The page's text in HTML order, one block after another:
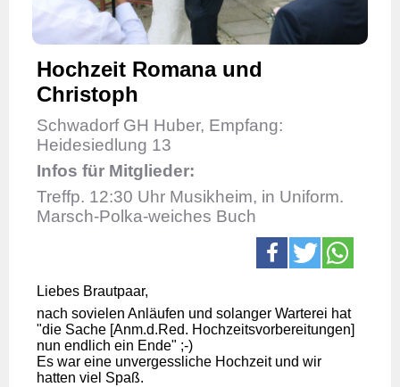
Hochzeit Romana und
Christoph
Schwadorf GH Huber, Empfang:
Heidesiedlung 13
Infos für Mitglieder:
Treffp. 12:30 Uhr Musikheim, in Uniform.
Marsch-Polka-weiches Buch
Liebes Brautpaar,
nach sovielen Anläufen und solanger Warterei hat
"die Sache [Anm.d.Red. Hochzeitsvorbereitungen]
nun endlich ein Ende" ;-)
Es war eine unvergessliche Hochzeit und wir
hatten viel Spaß.